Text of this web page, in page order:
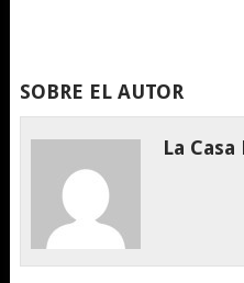
SOBRE EL AUTOR
La Casa